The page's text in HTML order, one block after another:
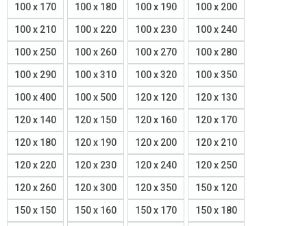
100 x 170 100 x 180 100 x 190 100 x 200
100 x 210 100 x 220 100 x 230 100 x 240
100 x 250 100 x 260 100 x 270 100 x 280
100 x 290 100 x 310 100 x 320 100 x 350
100 x 400 100 x 500 120 x 120 120 x 130
120 x 140 120 x 150 120 x 160 120 x 170
120 x 180 120 x 190 120 x 200 120 x 210
120 x 220 120 x 230 120 x 240 120 x 250
120 x 260 120 x 300 120 x 350 150 x 120
150 x 150 150 x 160 150 x 170 150 x 180